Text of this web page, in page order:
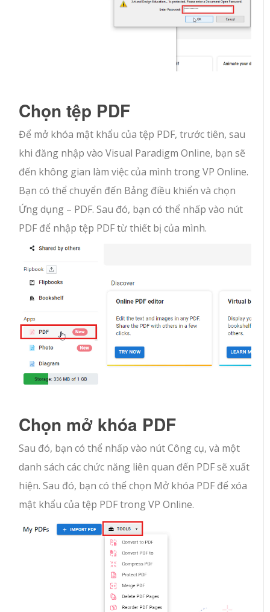
Chọn tệp PDF
Để mở khóa mật khẩu của tệp PDF, trước tiên, sau
khi đăng nhập vào Visual Paradigm Online, bạn sẽ
đến không gian làm việc của mình trong VP Online.
Bạn có thể chuyển đến Bảng điều khiển và chọn
Ứng dụng – PDF. Sau đó, bạn có thể nhấp vào nút
PDF để nhập tệp PDF từ thiết bị của mình.
Chọn mở khóa PDF
Sau đó, bạn có thể nhấp vào nút Công cụ, và một
danh sách các chức năng liên quan đến PDF sẽ xuất
hiện. Sau đó, bạn có thể chọn Mở khóa PDF để xóa
mật khẩu của tệp PDF trong VP Online.